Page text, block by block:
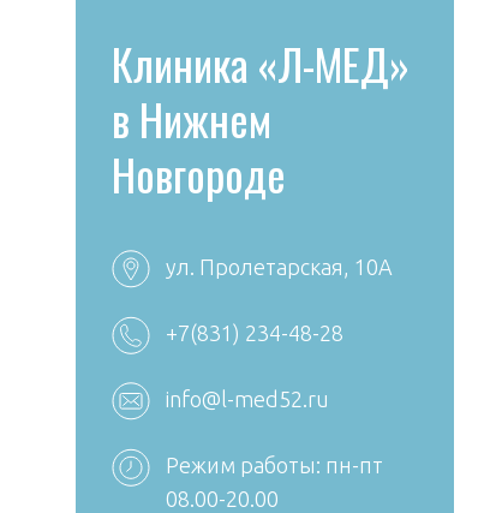
+7 (4922) 38-30-00 +7
Клиника «Л-МЕД»
в Нижнем
Новгороде
ул. Пролетарская, 10А
+7(831) 234-48-28
info@l-med52.ru
Режим работы: пн-пт
08.00-20.00